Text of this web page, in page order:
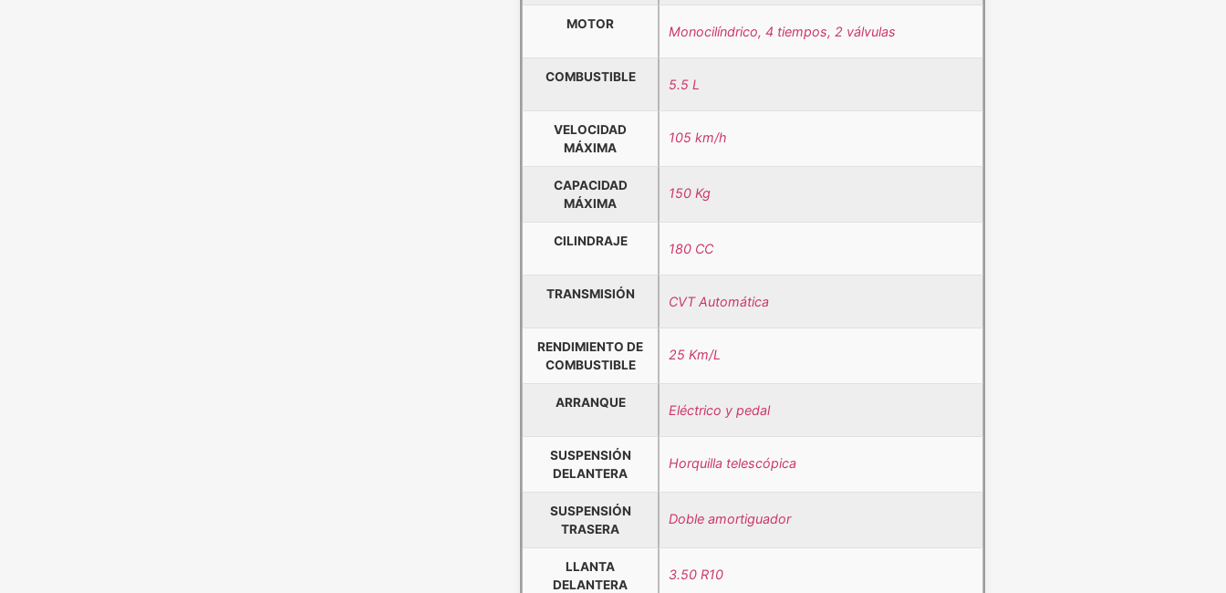
MOTOR Monocilíndrico, 4 tiempos, 2 válvulas
COMBUSTIBLE 5.5 L
VELOCIDAD
MÁXIMA
105 km/h
CAPACIDAD
MÁXIMA
150 Kg
CILINDRAJE 180 CC
TRANSMISIÓN CVT Automática
RENDIMIENTO DE
COMBUSTIBLE
25 Km/L
ARRANQUE Eléctrico y pedal
SUSPENSIÓN
DELANTERA
Horquilla telescópica
SUSPENSIÓN
TRASERA
Doble amortiguador
LLANTA
DELANTERA
3.50 R10